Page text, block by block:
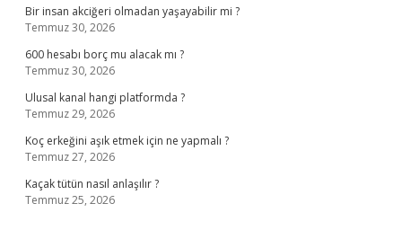
Bir insan akciğeri olmadan yaşayabilir mi ?
Temmuz 30, 2026
600 hesabı borç mu alacak mı ?
Temmuz 30, 2026
Ulusal kanal hangi platformda ?
Temmuz 29, 2026
Koç erkeğini aşık etmek için ne yapmalı ?
Temmuz 27, 2026
Kaçak tütün nasıl anlaşılır ?
Temmuz 25, 2026